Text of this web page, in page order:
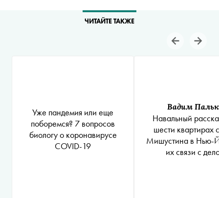
ЧИТАЙТЕ ТАКЖЕ
Уже пандемия или еще
поборемся? 7 вопросов
биологу о коронавирусе
COVID-19
Вадим
Навальный
шести квартирах
Мишустина в Нью-
их связи с